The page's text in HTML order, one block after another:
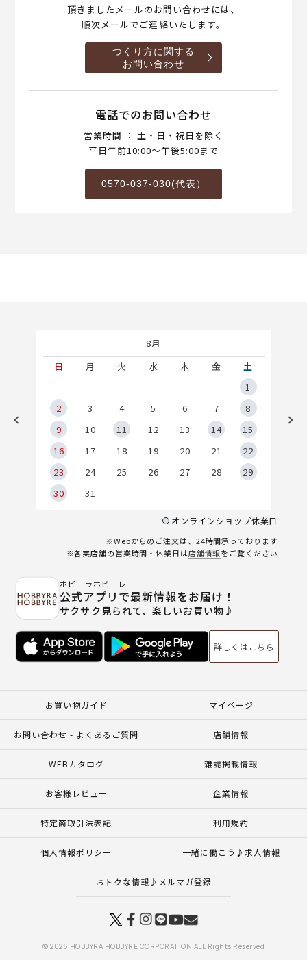
頂きましたメールのお問い合わせには、
順次メールでご連絡いたします。
つくり方に関する
お問い合わせ
電話でのお問い合わせ
営業時間 ： 土・日・祝日を除く
平日午前10:00～午後5:00まで
0570-037-030(代表）
8月
日
月 火 水 木 金
土
1
2
3 4 5 6 7
8
9
10 11 12 13 14
15
16
17 18 19 20 21
22
23
24 25 26 27 28
29
30
31
オンラインショップ休業日
※Webからのご注文は、24時間承っております
※各実店舗の営業時間・休業日は店舗情報をご覧ください
ホビーラホビーレ
公式アプリで最新情報をお届け！
サクサク見られて、楽しいお買い物♪
詳しくはこちら
お買い物ガイド マイページ
お問い合わせ - よくあるご質問 店舗情報
WEBカタログ 雑誌掲載情報
お客様レビュー 企業情報
特定商取引法表記 利用規約
個人情報ポリシー 一緒に働こう♪求人情報
おトクな情報♪メルマガ登録
© 2026 HOBBYRA HOBBYRE CORPORATION ALL Rights Reserved